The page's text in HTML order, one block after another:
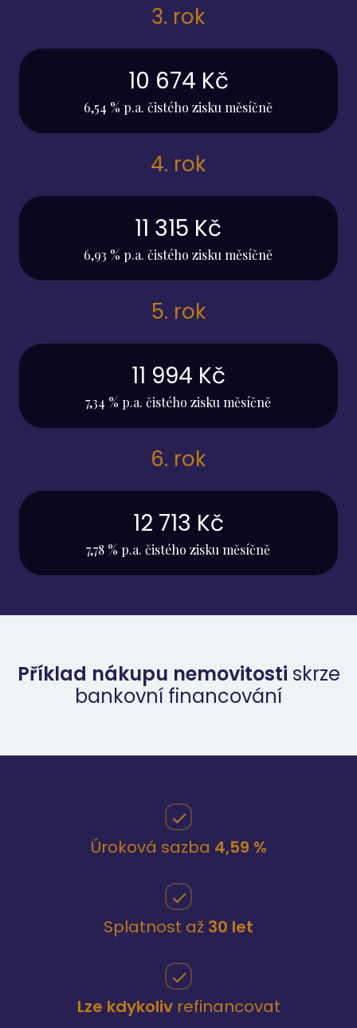
3. rok
10 674 Kč
6,54 % p.a. čistého zisku měsíčně
4. rok
11 315 Kč
6,93 % p.a. čistého zisku měsíčně
5. rok
11 994 Kč
7,34 % p.a. čistého zisku měsíčně
6. rok
12 713 Kč
7,78 % p.a. čistého zisku měsíčně
Příklad nákupu nemovitosti skrze
bankovní financování
Úroková sazba 4,59 %
Splatnost až 30 let
Lze kdykolivrefinancovat